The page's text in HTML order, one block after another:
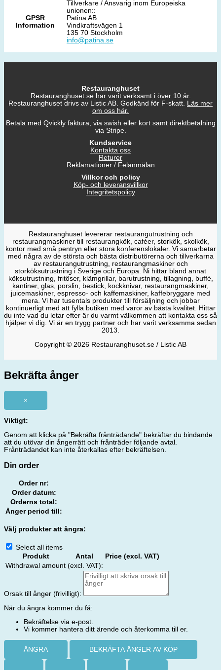
GPSR
Information
Tillverkare / Ansvarig inom Europeiska
unionen::
Patina AB
Vindkraftsvägen 1
135 70 Stockholm
info@patina.se
Restauranghuset
Restauranghuset.se har varit verksamt i över 10 år.
Restauranghuset drivs av Listic AB. Godkänd för F-skatt. Läs mer
om oss här.
Betala med Qvickly faktura, via swish eller kort samt direktbetalning
via Stripe.
Kundservice
Kontakta oss
Returer
Reklamationer / Felanmälan
Villkor och policy
Köp- och leveransvillkor
Integritetspolicy
Restauranghuset levererar restaurangutrustning och
restaurangmaskiner till restaurangkök, caféer, storkök, skolkök,
kontor med små pentryn eller stora konferenslokaler. Vi samarbetar
med några av de största och bästa distributörerna och tillverkarna
av restaurangutrustning, restaurangmaskiner och
storköksutrustning i Sverige och Europa. Ni hittar bland annat
köksutrustning, fritöser, klämgrillar, barutrustning, tillagning, buffé,
kantiner, glas, porslin, bestick, kockknivar, restaurangmaskiner,
juicemaskiner, espresso- och kaffemaskiner, kaffebryggare med
mera. Vi har tusentals produkter till försäljning och jobbar
kontinuerligt med att fylla butiken med varor av bästa kvalitet. Hittar
du inte vad du letar efter är du varmt välkommen att kontakta oss så
hjälper vi dig. Vi är en trygg partner och har varit verksamma sedan
2013.
Copyright © 2026 Restauranghuset.se / Listic AB
Bekräfta ånger
×
Viktigt:
Genom att klicka på "Bekräfta frånträdande" bekräftar du bindande
att du utövar din ångerrätt och frånträder följande avtal.
Frånträdandet kan inte återkallas efter bekräftelsen.
Din order
Order nr:
Order datum:
Orderns total:
Ånger period till:
Välj produkter att ångra:
Select all items
Produkt
Antal
Price (excl. VAT)
Withdrawal amount (excl. VAT):
Orsak till ånger (frivilligt):
När du ångra kommer du få:
Bekräftelse via e-post.
Vi kommer hantera ditt ärende och återkomma till er.
ÅNGRA BEKRÄFTA ÅNGER AV KÖP